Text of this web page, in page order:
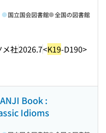
メ社2026.7<K19-D190>
国立国会図書館 全国の図書館
Book :
Idioms